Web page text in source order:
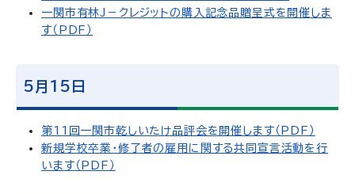
一関市有林J－クレジットの購入記念品贈呈式を開催しま
す（PDF）
5月15日
第11回一関市乾しいたけ品評会を開催します（PDF）
新規学校卒業・修了者の雇用に関する共同宣言活動を行
います（PDF）